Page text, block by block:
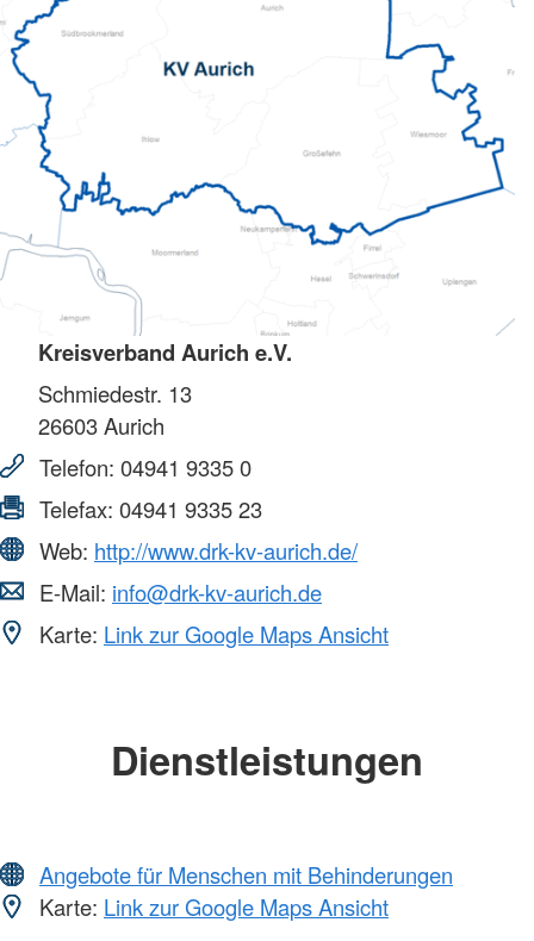
Kreisverband Aurich e.V.
Schmiedestr. 13
26603Aurich
Telefon: 04941 9335 0
Telefax: 04941 9335 23
Web: http://www.drk-kv-aurich.de/
E-Mail: info@drk-kv-aurich.de
Karte: Link zur Google Maps Ansicht
Dienstleistungen
Angebote für Menschen mit Behinderungen
Karte: Link zur Google Maps Ansicht